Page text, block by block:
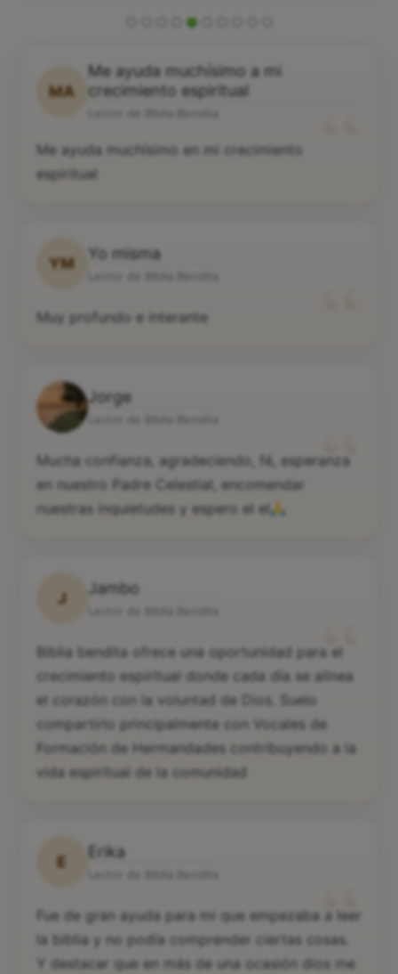
MA
Me ayuda muchísimo a mi
crecimiento espiritual
Me ayuda muchísimo en mi crecimiento
espiritual
YM
Yo misma
Muy profundo e interante
Jorge
“
Mucha confianza, agradeciendo, fé, esperanza
en nuestro Padre Celestial, encomendar
nuestras inquietudes y espero el el
J
Jambo
“
Biblia bendita ofrece una oportunidad para el
crecimiento espiritual donde cada día se alinea
el corazón con la voluntad de Dios. Suelo
compartirlo principalmente con Vocales de
Formación de Hermandades contribuyendo a la
vida espiritual de la comunidad
E
Erika
“
Fue de gran ayuda para mi que empezaba a leer
la biblia y no podía comprender ciertas cosas.
Y destacar que en más de una ocasión dios me